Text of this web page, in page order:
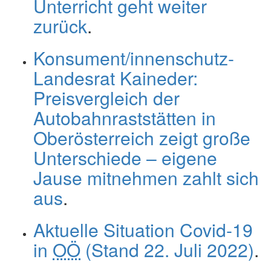
Unterricht geht weiter
zurück.
Konsument/innenschutz-
Landesrat Kaineder:
Preisvergleich der
Autobahnraststätten in
Oberösterreich zeigt große
Unterschiede – eigene
Jause mitnehmen zahlt sich
aus.
Aktuelle Situation Covid-19
in OÖ (Stand 22. Juli 2022).